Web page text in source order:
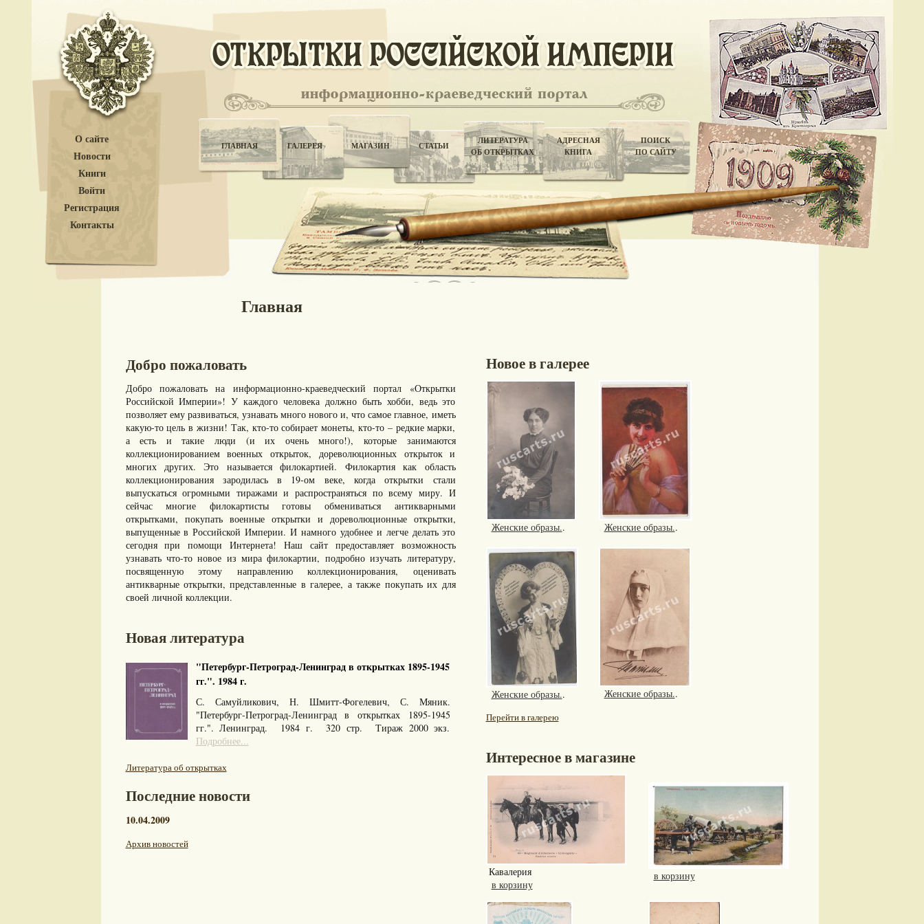
О сайте
Новости
Книги
Войти
Регистрация
Контакты
ГЛАВНАЯ ГАЛЕРЕЯ МАГАЗИН СТАТЬИ
ЛИТЕРАТУРА
ОБ ОТКРЫТКАХ
АДРЕСНАЯ
КНИГА
ПОИСК
ПО САЙТУ
Главная
Добро пожаловать
Добро пожаловать на информационно-краеведческий портал «Открытки
Российской Империи»! У каждого человека должно быть хобби, ведь это
позволяет ему развиваться, узнавать много нового и, что самое главное, иметь
какую-то цель в жизни! Так, кто-то собирает монеты, кто-то – редкие марки,
а есть и такие люди (и их очень много!), которые занимаются
коллекционированием военных открыток, дореволюционных открыток и
многих других. Это называется филокартией. Филокартия как область
коллекционирования зародилась в 19-ом веке, когда открытки стали
выпускаться огромными тиражами и распространяться по всему миру. И
сейчас многие филокартисты готовы обмениваться антикварными
открытками, покупать военные открытки и дореволюционные открытки,
выпущенные в Российской Империи. И намного удобнее и легче делать это
сегодня при помощи Интернета! Наш сайт предоставляет возможность
узнавать что-то новое из мира филокартии, подробно изучать литературу,
посвященную этому направлению коллекционирования, оценивать
антикварные открытки, представленные в галерее, а также покупать их для
своей личной коллекции.
Новая литература
"Петербург-Петроград-Ленинград в открытках 1895-1945
гг.". 1984 г.
С. Самуйликович, Н. Шмитт-Фогелевич, С. Мяник.
"Петербург-Петроград-Ленинград в открытках 1895-1945
гг.". Ленинград. 1984 г. 320 стр. Тираж 2000 экз.
Подробнее...
Литература об открытках
Последние новости
10.04.2009
Архив новостей
Новое в галерее
Женские образы.. Женские образы..
Женские образы.. Женские образы..
Перейти в галерею
Интересное в магазине
Кавалерия
в корзину
в корзину